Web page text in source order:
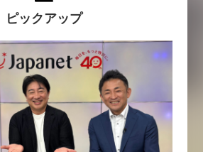
ピックアップ